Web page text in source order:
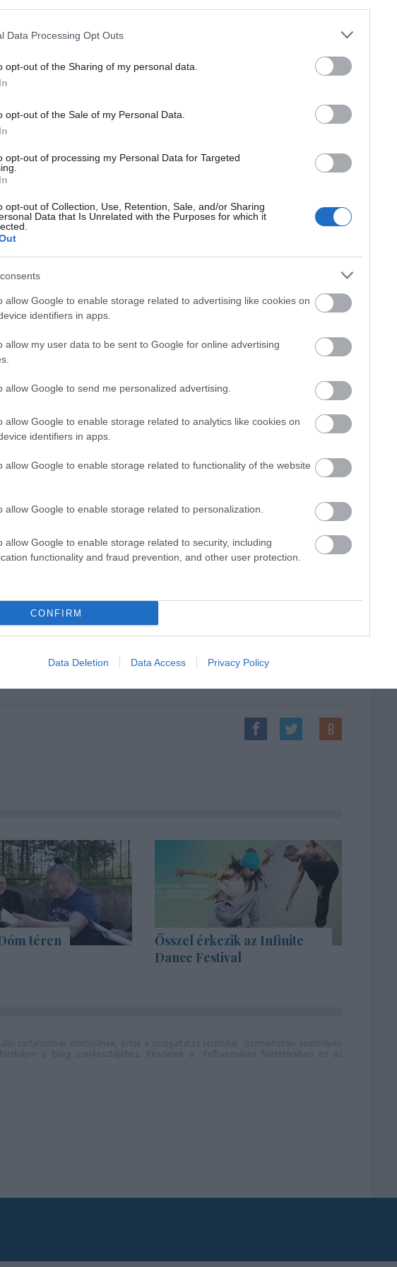
Data Processing Opt Outs
opt-out of the Sharing of my personal data.
opt-out of the Sale of my Personal Data.
opt-out of processing my Personal Data for Targeted
opt-out of Collection, Use, Retention, Sale, and/or Sharing
Data that Is Unrelated with the Purposes for which it
allow Google to enable storage related to advertising like cookies on
identifiers in apps.
allow my user data to be sent to Google for online advertising
allow Google to send me personalized advertising.
allow Google to enable storage related to analytics like cookies on
identifiers in apps.
allow Google to enable storage related to functionality of the website
allow Google to enable storage related to personalization.
allow Google to enable storage related to security, including
functionality and fraud prevention, and other user protection.
CONFIRM
Data Deletion Data Access Privacy Policy
"western hős" XIII.Lajos Párizsában és a negyedik, a
az angol Buckhingam hercegbe szerelmes,
nyakék körüli kalandos történet, amelynek hőse a
bíboros és a mesebelien gonosz, de gyönyörű
irodalmi közkincsévé váltak.
ma is a négy vagány testőr jelszavát, és minden
sokszor fog felhangzani a Vígszínház színpadán, a
új verzióban. Erre a produkcióra újra összeállt
Horgas Ádám Atlantis színházának társulatával. Ők
vannak egy különlegesen egyéni, játékos, komplex
Színház-i siker (Gyalog galopp, Picasso kalandjai) is
Zsolt, Hajdu István, Kolovratnik Krisztián, Reviczky
Vallai Péter, Lukács Sándor, Hegyi Barbara, Borbiczki
Vass Szilárd.
Színház
19. századi Oroszországban játszódik, ám aktuális
és jelmezek sem rejthetik el. Olyan világ ez,
érdekről szól, csak protekcióval lehetséges az
szembe dicsér, majd hátba támad.
szellemes, erotikával fűtött zenés színház és
zenéjét Darvas Benedek szerezte. A főszerepet
Enikő, Pap Vera, Szegedi Erika, Epres Attila,
Péter, Varjú Kálmán, valamint a Vígszínházba
hogy október 16-án 600. (!) alkalommal kerül
téren
Ősszel érkezik az Infinite
Dance Festival